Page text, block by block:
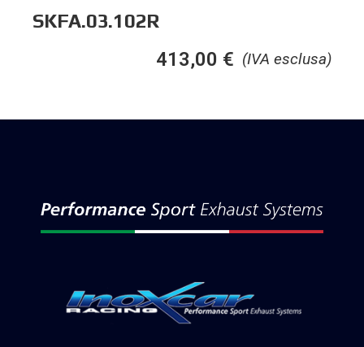
SKFA.03.102R
(IVA esclusa)
413,00 €